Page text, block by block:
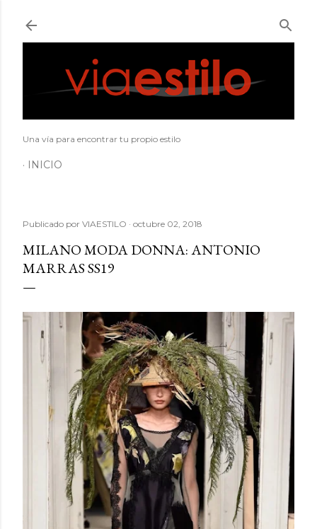
Una vía para encontrar tu propio estilo
INICIO
Publicado por VIAESTILO octubre 02, 2018
MILANO MODA DONNA: ANTONIO
MARRAS SS19